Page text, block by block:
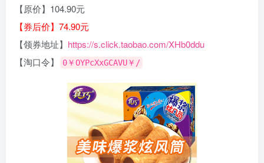
【原价】104.90元
【券后价】74.90元
【领券地址】 https://s.click.taobao.com/XHb0ddu
【淘口令】
0￥OYPcXxGCAVU￥/